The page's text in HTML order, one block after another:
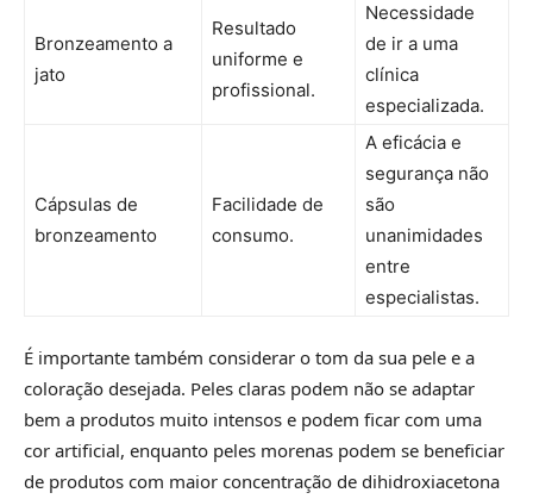
Bronzeamento a
jato
Resultado
uniforme e
profissional.
Necessidade
de ir a uma
clínica
especializada.
Cápsulas de
bronzeamento
Facilidade de
consumo.
A eficácia e
segurança não
são
unanimidades
entre
especialistas.
É importante também considerar o tom da sua pele e a
coloração desejada. Peles claras podem não se adaptar
bem a produtos muito intensos e podem ficar com uma
cor artificial, enquanto peles morenas podem se beneficiar
de produtos com maior concentração de dihidroxiacetona